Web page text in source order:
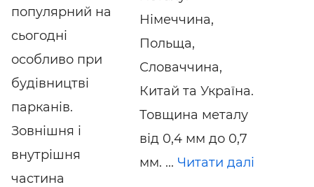
популярний на
сьогодні
особливо при
будівництві
парканів.
Зовнішня і
внутрішня
частина
Німеччина,
Польща,
Словаччина,
Китай та Україна.
Товщина металу
від 0,4 мм до 0,7
мм. ... Читати далі